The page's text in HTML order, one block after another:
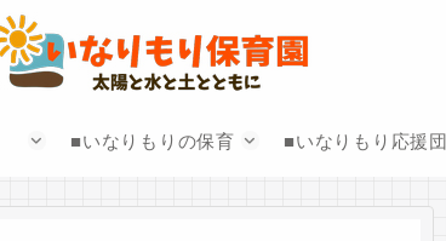
■いなりもりの保育 ■いなりもり応援団